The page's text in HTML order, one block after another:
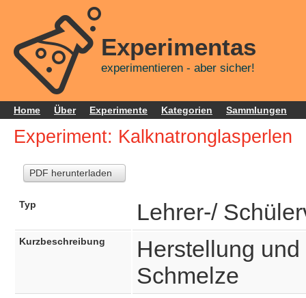
Experimentas
experimentieren - aber sicher!
Home Über Experimente Kategorien Sammlungen
Experiment: Kalknatronglasperlen
PDF herunterladen
Typ Lehrer-/
Kurzbeschreibung
Herstellung
Schmelze